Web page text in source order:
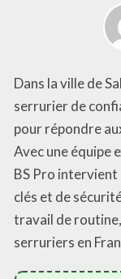
Dans la ville de
serrurier de
pour répondre
Avec une équipe
BS Pro intervient
clés et de
travail de
serruriers en